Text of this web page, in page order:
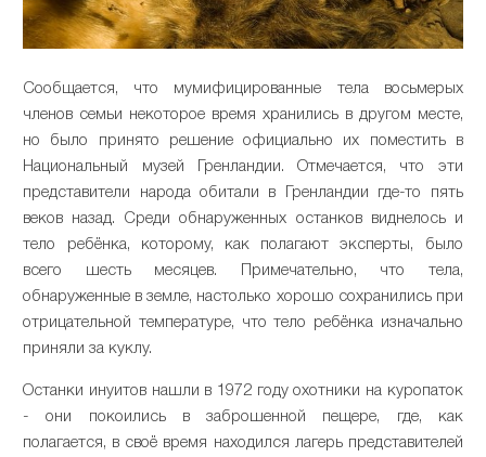
Сообщается, что мумифицированные тела восьмерых
членов семьи некоторое время хранились в другом месте,
но было принято решение официально их поместить в
Национальный музей Гренландии. Отмечается, что эти
представители народа обитали в Гренландии где-то пять
веков назад. Среди обнаруженных останков виднелось и
тело ребёнка, которому, как полагают эксперты, было
всего шесть месяцев. Примечательно, что тела,
обнаруженные в земле, настолько хорошо сохранились при
отрицательной температуре, что тело ребёнка изначально
приняли за куклу.
Останки инуитов нашли в 1972 году охотники на куропаток
- они покоились в заброшенной пещере, где, как
полагается, в своё время находился лагерь представителей